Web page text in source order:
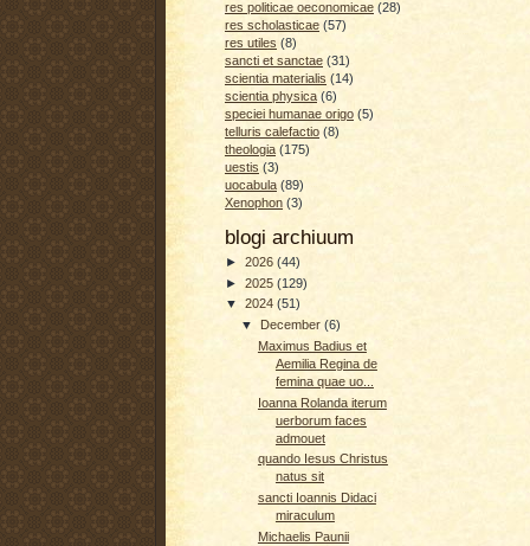
res politicae oeconomicae (28)
res scholasticae (57)
res utiles (8)
sancti et sanctae (31)
scientia materialis (14)
scientia physica (6)
speciei humanae origo (5)
telluris calefactio (8)
theologia (175)
uestis (3)
uocabula (89)
Xenophon (3)
blogi archiuum
► 2026 (44)
► 2025 (129)
▼ 2024 (51)
▼December(6)
Maximus Badius et
Aemilia Regina de
femina quae uo...
Ioanna Rolanda iterum
uerborum faces
admouet
quando Iesus Christus
natus sit
sancti Ioannis Didaci
miraculum
Michaelis Paunii